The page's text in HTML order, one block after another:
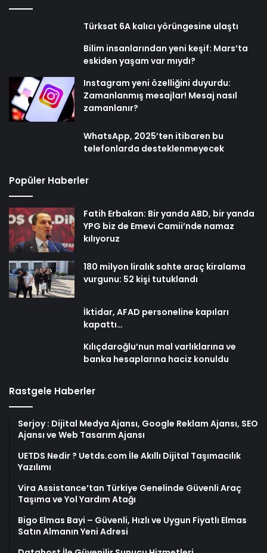
Türksat 6A kalıcı yörüngesine ulaştı
Bilim insanlarından yeni keşif: Mars’ta
eskiden yaşam var mıydı?
Instagram yeni özelliğini duyurdu:
Zamanlanmış mesajlar! Mesaj nasıl
zamanlanır?
WhatsApp, 2025’ten itibaren bu
telefonlarda desteklenmeyecek
Popüler Haberler
Fatih Erbakan: Bir yanda ABD, bir yanda
YPG biz de Emevi Camii’nde namaz
kılıyoruz
180 milyon liralık sahte araç kiralama
vurgunu: 52 kişi tutuklandı
İktidar, AFAD personeline kapıları
kapattı…
Kılıçdaroğlu’nun mal varlıklarına ve
banka hesaplarına haciz konuldu
Rastgele Haberler
Serjoy : Dijital Medya Ajansı, Google Reklam Ajansı, SEO
Ajansı ve Web Tasarım Ajansı
UETDS Nedir ? Uetds.com İle Akıllı Dijital Taşımacılık
Yazılımı
Vira Assistance’tan Türkiye Genelinde Güvenli Araç
Taşıma ve Yol Yardım Atağı
Bigo Elmas Bayi – Güvenli, Hızlı ve Uygun Fiyatlı Elmas
Satın Almanın Yeni Adresi